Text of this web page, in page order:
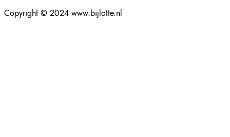
Copyright © 2024 www.bijlotte.nl